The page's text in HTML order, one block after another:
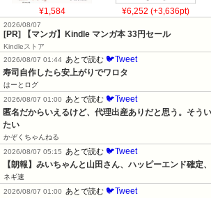
¥1,584 ¥6,252 (+3,636pt)
2026/08/07
[PR] 【マンガ】Kindle マンガ本 33円セール
Kindleストア
2026/08/07 01:44 あとで読む 🐦Tweet
寿司自作したら安上がりでワロタ
はーとログ
2026/08/07 01:00
あとで読む 🐦Tweet
匿名だからいえるけど、代理出産ありだと思う。そう
たい
かぞくちゃんねる
2026/08/07 05:15
あとで読む 🐦Tweet
【朗報】みいちゃんと山田さん、ハッピーエンド確定
ネギ速
2026/08/07 01:00
あとで読む 🐦Tweet